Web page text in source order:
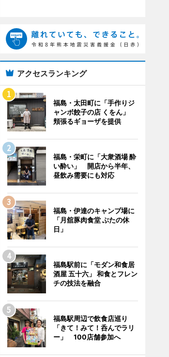
アクセスランキング
福島・太田町に「手作りジ
ャンボ餃子の店 くをん」
頬張るギョーザを提供
福島・栄町に「大衆酒場 酔
い酔い」 開店から半年、
昼飲み需要にも対応
福島・伊達のキャンプ場に
「月舘豚肉食堂 ぶたの休
日」
福島駅前に「モダン和食居
酒屋 五十六」 和食とフレン
チの技法を融合
福島駅周辺で飲食店巡り
「きて！みて！呑んでラリ
ー」 100店舗参加へ